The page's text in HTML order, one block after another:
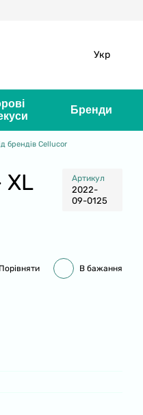
Укр
Бренди
брендів Cellucor
XL
Артикул
2022-
09-0125
Порівняти В бажання